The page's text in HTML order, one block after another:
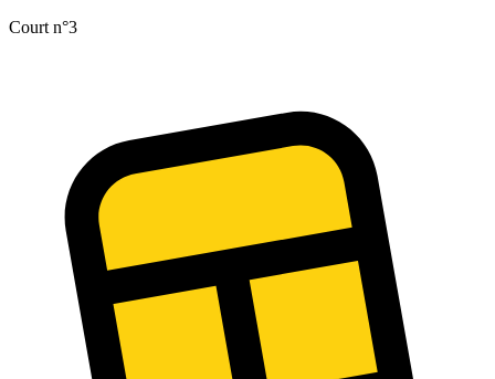
Court n°3